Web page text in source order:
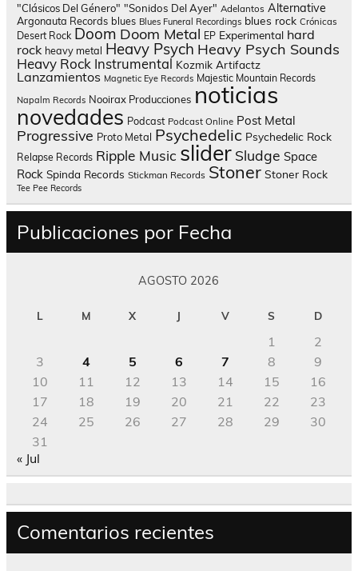
"Clásicos Del Género" "Sonidos Del Ayer" Adelantos Alternative
Argonauta Records blues Blues Funeral Recordings blues rock Crónicas
Desert Rock Doom Doom Metal EP Experimental hard
rock heavy metal Heavy Psych Heavy Psych Sounds
Heavy Rock Instrumental Kozmik Artifactz
Lanzamientos Magnetic Eye Records Majestic Mountain Records
Napalm Records Nooirax Producciones noticias
novedades Podcast Podcast Online Post Metal
Progressive Proto Metal Psychedelic Psychedelic Rock
Relapse Records Ripple Music slider Sludge Space
Rock Spinda Records Stickman Records Stoner Stoner Rock
Tee Pee Records
Publicaciones por Fecha
AGOSTO 2026
L M X J V S D
1
2
3
4 5 6 7 8
9
10
11 12 13 14 15
16
17
18 19 20 21 22
23
24
25 26 27 28 29
30
31
« Jul
Comentarios recientes